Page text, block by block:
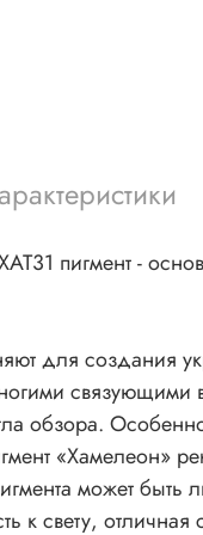
пигмент -
для создания
обзора.
«Хамелеон»
может
к свету, отличная